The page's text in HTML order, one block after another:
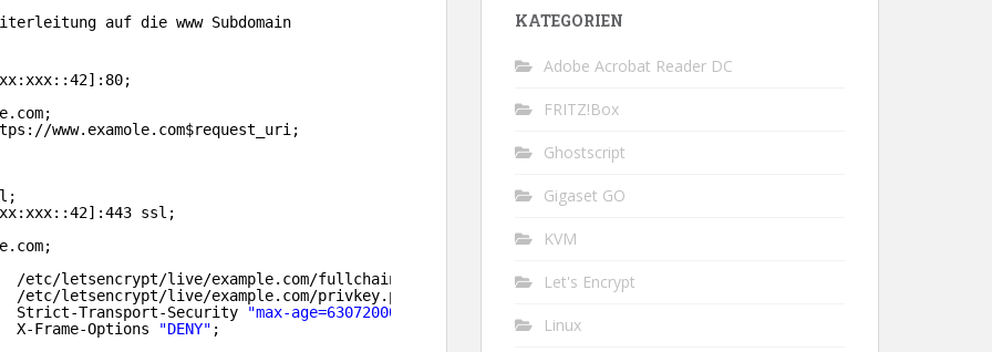
auf die www Subdomain
//www.examole.com$request_uri;
ssl;
/etc/letsencrypt/live/example.com/fullchain
/etc/letsencrypt/live/example.com/privkey.pem;
Strict-Transport-Security
"max-age=63072000; includeSubdomains; "
X-Frame-Options
"DENY" ;
KATEGORIEN
Adobe Acrobat Reader DC
FRITZ!Box
Ghostscript
Gigaset GO
KVM
Let's Encrypt
Linux